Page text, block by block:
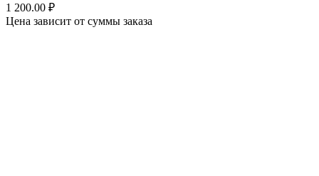
1 200.00 ₽
Цена зависит от суммы заказа